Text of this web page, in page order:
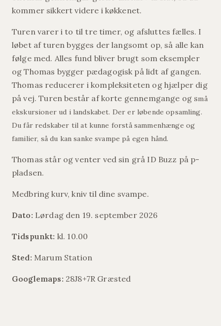
kommer sikkert videre i køkkenet.
Turen varer i to til tre timer, og afsluttes fælles. I
løbet af turen bygges der langsomt op, så alle kan
følge med. Alles fund bliver brugt som eksempler
og Thomas bygger pædagogisk på lidt af gangen.
Thomas reducerer i kompleksiteten og hjælper dig
på vej. Turen består af korte gennemgange og små
ekskursioner ud i landskabet. Der er løbende opsamling.
Du får redskaber til at kunne forstå sammenhænge og
familier, så du kan sanke svampe på egen hånd.
Thomas står og venter ved sin grå ID Buzz på p-
pladsen.
Medbring kurv, kniv til dine svampe.
Dato: Lørdag den 19. september 2026
Tidspunkt: kl. 10.00
Sted: Marum Station
Googlemaps: 28J8+7R Græsted